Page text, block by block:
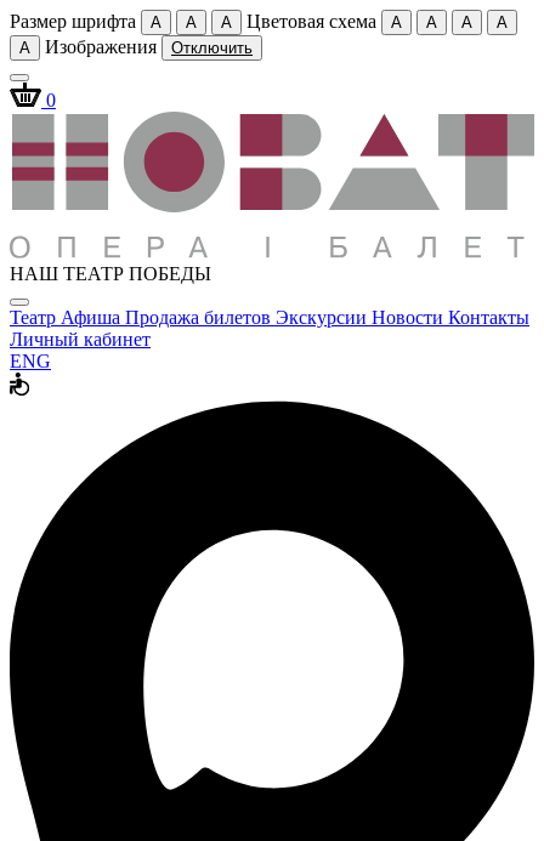
Размер шрифта A A A Цветовая схема A A A
A
A
Изображения Отключить
0
НАШ ТЕАТР ПОБЕДЫ
Театр Афиша Продажа билетов Экскурсии Новости Контакты
Личный кабинет
ENG